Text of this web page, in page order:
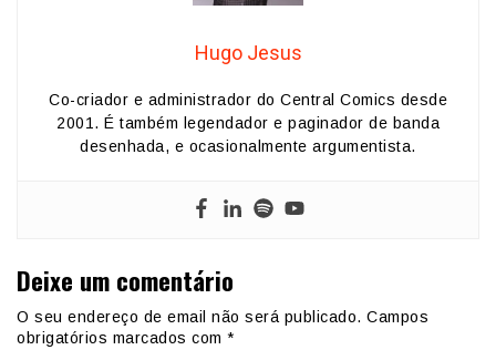
Hugo Jesus
Co-criador e administrador do Central Comics desde
2001. É também legendador e paginador de banda
desenhada, e ocasionalmente argumentista.
Deixe um comentário
O seu endereço de email não será publicado. Campos
obrigatórios marcados com *